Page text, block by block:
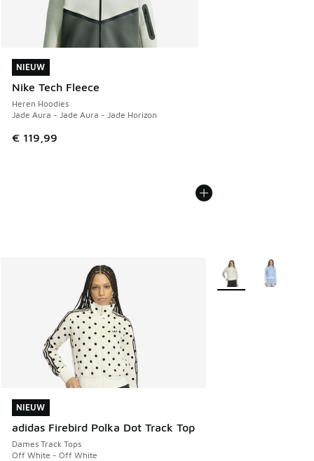
NIEUW
Nike Tech Fleece
Heren Hoodies
Jade Aura - Jade Aura - Jade Horizon
€ 119,99
NIEUW
NIEUW
adidas Firebird Polka Dot Track Top
Dames Track Tops
Off White - Off White
NIEUW
Meer kleuren